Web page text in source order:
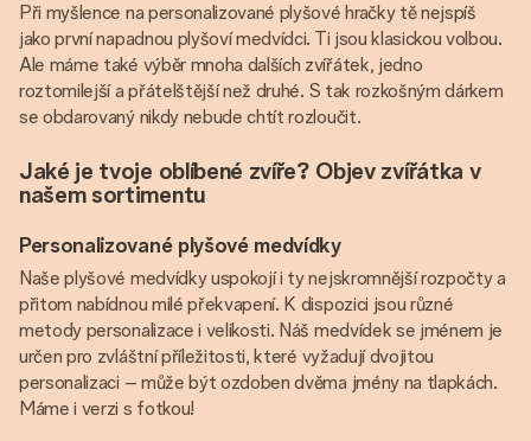
Při myšlence na personalizované plyšové hračky tě nejspíš
jako první napadnou plyšoví medvídci. Ti jsou klasickou volbou.
Ale máme také výběr mnoha dalších zvířátek, jedno
roztomilejší a přátelštější než druhé. S tak rozkošným dárkem
se obdarovaný nikdy nebude chtít rozloučit.
Jaké je tvoje oblíbené zvíře? Objev zvířátka v
našem sortimentu
Personalizované plyšové medvídky
Naše plyšové medvídky uspokojí i ty nejskromnější rozpočty a
přitom nabídnou milé překvapení. K dispozici jsou různé
metody personalizace i velikosti. Náš medvídek se jménem je
určen pro zvláštní příležitosti, které vyžadují dvojitou
personalizaci – může být ozdoben dvěma jmény na tlapkách.
Máme i verzi s fotkou!